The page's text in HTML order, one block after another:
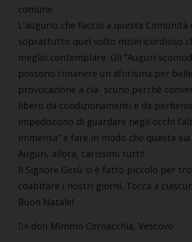
comune.
L’augurio che faccio a questa
soprattutto quel volto misericordioso
meglio contemplare. Gli “Auguri
possono rimanere un aforisma per
provocazione a cia- scuno perché
libero da condizionamenti e da
impediscono di guardare negli occhi
immensa” e fare in modo che questa
Auguri, allora, carissimi tutti!
Il Signore Gesù si è fatto piccolo per
coabitare i nostri giorni. Tocca a
Buon Natale!
+ don Mimmo Cornacchia, Vescovo